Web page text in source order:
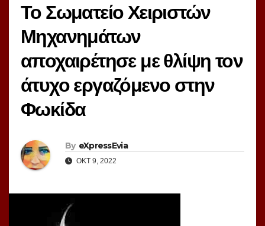
Το Σωματείο Χειριστών
Μηχανημάτων
αποχαιρέτησε με θλίψη τον
άτυχο εργαζόμενο στην
Φωκίδα
By eXpressEvia
ΟΚΤ 9, 2022